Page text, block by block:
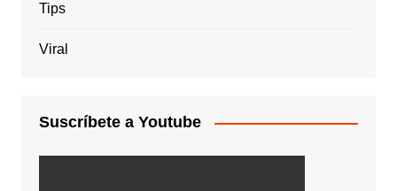
Tips
Viral
Suscríbete a Youtube